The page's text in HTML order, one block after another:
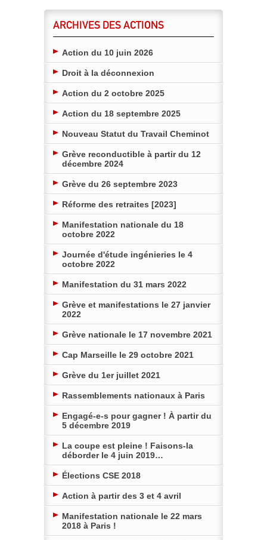
ARCHIVES DES ACTIONS
Action du 10 juin 2026
Droit à la déconnexion
Action du 2 octobre 2025
Action du 18 septembre 2025
Nouveau Statut du Travail Cheminot
Grève reconductible à partir du 12
décembre 2024
Grève du 26 septembre 2023
Réforme des retraites [2023]
Manifestation nationale du 18
octobre 2022
Journée d'étude ingénieries le 4
octobre 2022
Manifestation du 31 mars 2022
Grève et manifestations le 27 janvier
2022
Grève nationale le 17 novembre 2021
Cap Marseille le 29 octobre 2021
Grève du 1er juillet 2021
Rassemblements nationaux à Paris
Engagé-e-s pour gagner ! À partir du
5 décembre 2019
La coupe est pleine ! Faisons-la
déborder le 4 juin 2019…
Élections CSE 2018
Action à partir des 3 et 4 avril
Manifestation nationale le 22 mars
2018 à Paris !